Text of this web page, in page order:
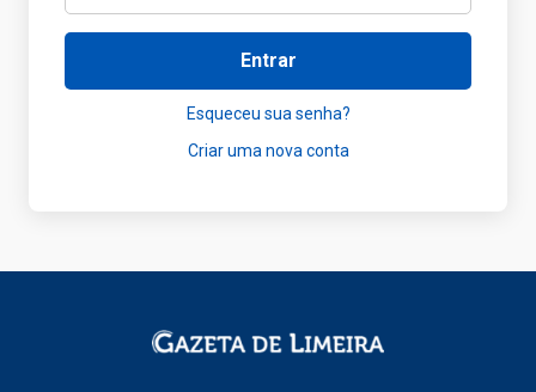
Entrar
Esqueceu sua senha?
Criar uma nova conta